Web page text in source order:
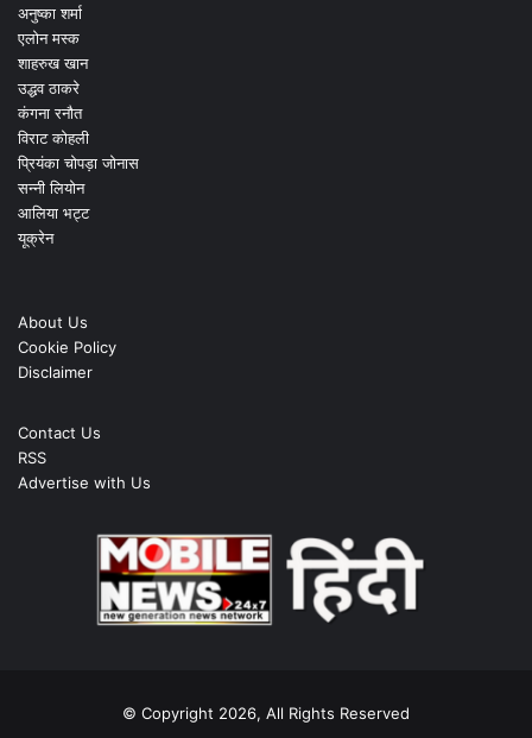
अनुष्का शर्मा
एलोन मस्क
शाहरुख खान
उद्धव ठाकरे
कंगना रनौत
विराट कोहली
प्रियंका चोपड़ा जोनास
सन्नी लियोन
आलिया भट्ट
यूक्रेन
About Us
Cookie Policy
Disclaimer
Contact Us
RSS
Advertise with Us
© Copyright 2026, All Rights Reserved